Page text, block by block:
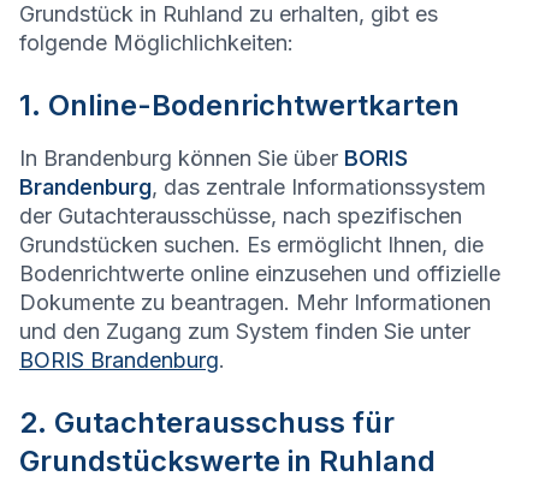
Grundstück in Ruhland zu erhalten, gibt es
folgende Möglichlichkeiten:
1. Online-Bodenrichtwertkarten
In Brandenburg können Sie über BORIS
Brandenburg, das zentrale Informationssystem
der Gutachterausschüsse, nach spezifischen
Grundstücken suchen. Es ermöglicht Ihnen, die
Bodenrichtwerte online einzusehen und offizielle
Dokumente zu beantragen. Mehr Informationen
und den Zugang zum System finden Sie unter
BORIS Brandenburg.
2. Gutachterausschuss für
Grundstückswerte in Ruhland